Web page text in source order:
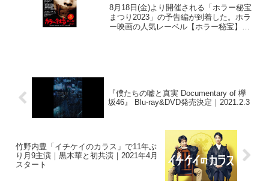
8月18日(金)より開催される「ホラー秘宝
まつり2023」の予告編が到着した。ホラ
ー映画の人気レーベル【ホラー秘宝】が
『僕たちの嘘と真実 Documentary of 欅
坂46』 Blu-ray&DVD発売決定｜2021.2.3
竹野内豊「イチケイのカラス」で11年ぶ
り月9主演｜黒木華と初共演｜2021年4月
スタート